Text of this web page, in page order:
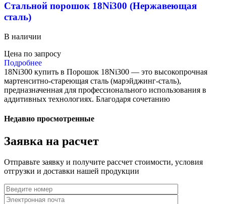
Стальной порошок 18Ni300 (Нержавеющая
сталь)
В наличии
Цена по запросу
Подробнее
18Ni300 купить в Порошок 18Ni300 — это высокопрочная
мартенситно-стареющая сталь (марэйджинг-сталь),
предназначенная для профессионального использования в
аддитивных технологиях. Благодаря сочетанию
Недавно просмотренные
Заявка на расчет
Отправьте заявку и получите рассчет стоимости, условия
отгрузки и доставки нашей продукции